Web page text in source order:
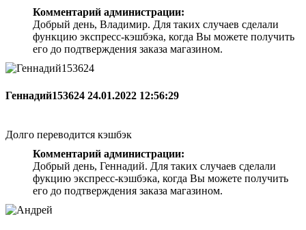
Комментарий администрации:
Добрый день, Владимир. Для таких случаев сделали
функцию экспресс-кэшбэка, когда Вы можете получить
его до подтверждения заказа магазином.
Геннадий153624 24.01.2022 12:56:29
Долго переводится кэшбэк
Комментарий администрации:
Добрый день, Геннадий. Для таких случаев сделали
фукцию экспресс-кэшбэка, когда Вы можете получить
его до подтверждения заказа магазином.